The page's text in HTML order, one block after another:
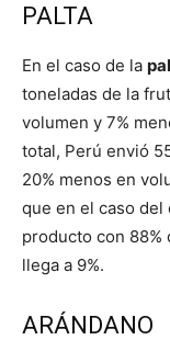
PALTA
En el caso de la
toneladas de la
volumen y 7%
total, Perú envió
20% menos en
que en el caso del
producto con
llega a 9%.
ARÁNDANO